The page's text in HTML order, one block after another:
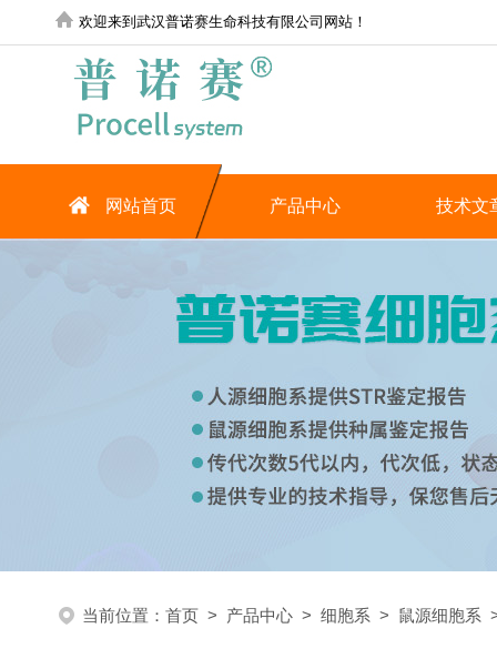
欢迎来到武汉普诺赛生命科技有限公司网站！
网站首页 产品中心 技术文
当前位置： 首页 > 产品中心 > 细胞系 > 鼠源细胞系